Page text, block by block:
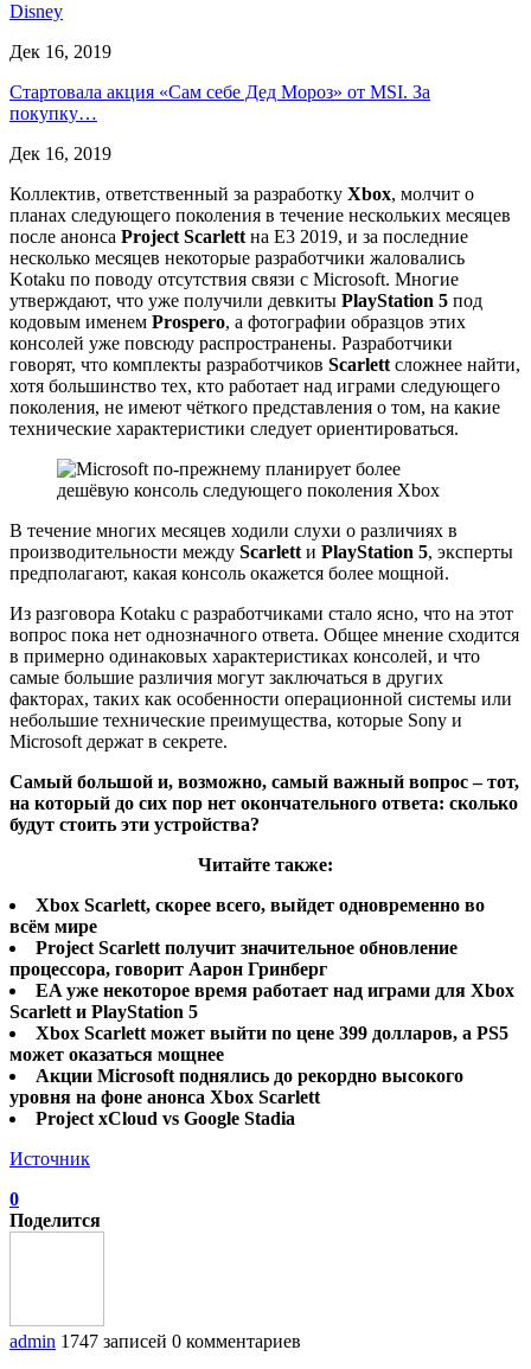
Disney
Дек 16, 2019
Стартовала акция «Сам себе Дед Мороз» от MSI. За
покупку…
Дек 16, 2019
Коллектив, ответственный за разработку Xbox, молчит о
планах следующего поколения в течение нескольких месяцев
после анонса Project Scarlett на E3 2019, и за последние
несколько месяцев некоторые разработчики жаловались
Kotaku по поводу отсутствия связи с Microsoft. Многие
утверждают, что уже получили девкиты PlayStation 5 под
кодовым именем Prospero, а фотографии образцов этих
консолей уже повсюду распространены. Разработчики
говорят, что комплекты разработчиков Scarlett сложнее найти,
хотя большинство тех, кто работает над играми следующего
поколения, не имеют чёткого представления о том, на какие
технические характеристики следует ориентироваться.
В течение многих месяцев ходили слухи о различиях в
производительности между Scarlett и PlayStation 5, эксперты
предполагают, какая консоль окажется более мощной.
Из разговора Kotaku с разработчиками стало ясно, что на этот
вопрос пока нет однозначного ответа. Общее мнение сходится
в примерно одинаковых характеристиках консолей, и что
самые большие различия могут заключаться в других
факторах, таких как особенности операционной системы или
небольшие технические преимущества, которые Sony и
Microsoft держат в секрете.
Самый большой и, возможно, самый важный вопрос – тот,
на который до сих пор нет окончательного ответа: сколько
будут стоить эти устройства?
Читайте также:
Xbox Scarlett, скорее всего, выйдет одновременно во
всём мире
Project Scarlett получит значительное обновление
процессора, говорит Аарон Гринберг
EA уже некоторое время работает над играми для Xbox
Scarlett и PlayStation 5
Xbox Scarlett может выйти по цене 399 долларов, а PS5
может оказаться мощнее
Акции Microsoft поднялись до рекордно высокого
уровня на фоне анонса Xbox Scarlett
Project xCloud vs Google Stadia
Источник
0
Поделится
admin 1747 записей 0 комментариев